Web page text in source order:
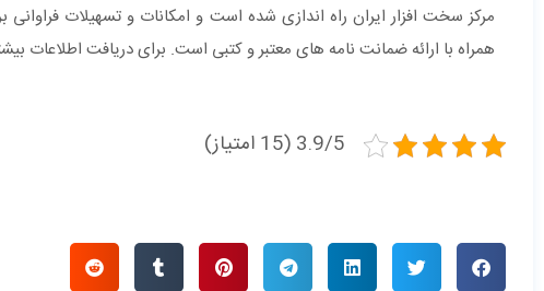
مرکز سخت افزار ایران راه اندازی شده است و امکانات و تسهیلات
همراه با ارائه ضمانت نامه های معتبر و کتبی است. برای دریافت اطلاعات
3.9/5 (15 امتیاز)